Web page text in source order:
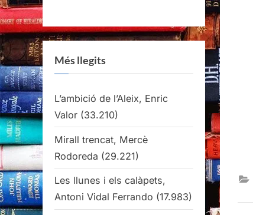
Més llegits
L’ambició de l’Aleix, Enric
Valor (33.210)
Mirall trencat, Mercè
Rodoreda (29.221)
Les llunes i els calàpets,
Antoni Vidal Ferrando (17.983)